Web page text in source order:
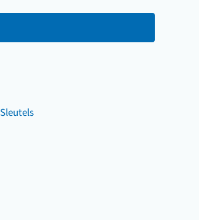
Sleutels